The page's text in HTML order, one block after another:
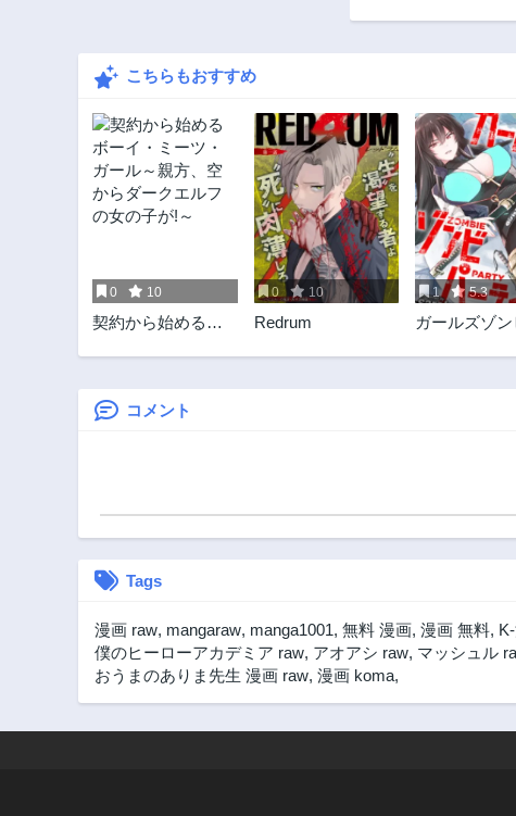
第30話
第9話
3ヶ月前
第4話
3ヶ月前
こちらもおすすめ
0 10
契約から始めるボ
らダークエルフの
女の子が!～
0 10
Redrum
1 5.3
ガールズゾン
コメント
Tags
漫画 raw, mangaraw, manga1001, 無料 漫画, 漫画 無料,
僕のヒーローアカデミア raw, アオアシ raw, マッシュル
おうまのありま先生 漫画 raw, 漫画 koma,